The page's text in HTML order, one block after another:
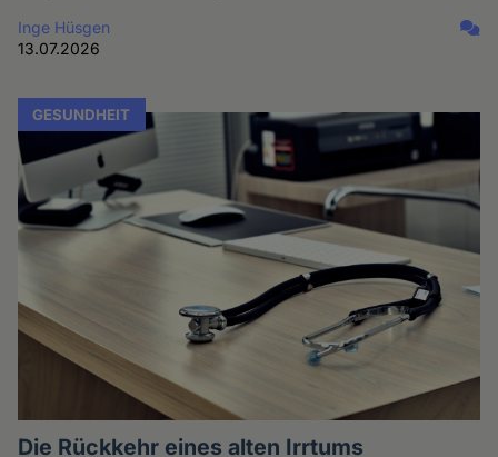
Inge Hüsgen
13.07.2026
GESUNDHEIT
Die Rückkehr eines alten Irrtums